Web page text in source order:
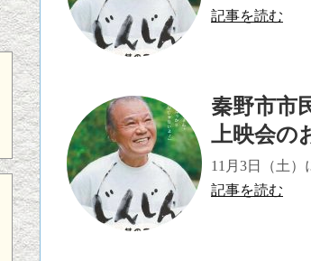
記事を読む
秦野市市
上映会の
11月3日（土）
記事を読む